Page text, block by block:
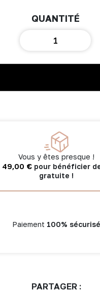
peluche
-
Mix
Vous y êtes presque !
49,00 € pour bénéficier
gratuite !
Paiement 100% sécurisé
PARTAGER :